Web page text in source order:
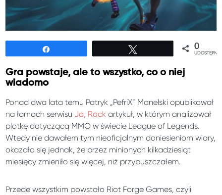
0
Gra powstaje, ale to wszystko, co o niej
wiadomo
Ponad dwa lata temu Patryk „PefriX” Manelski opublikował
na łamach serwisu Ja, Rock artykuł, w którym analizował
plotkę dotyczącą MMO w świecie League of Legends.
Wtedy nie dawałem tym nieoficjalnym doniesieniom wiary,
okazało się jednak, że przez minionych kilkadziesiąt
miesięcy zmieniło się więcej, niż przypuszczałem.
Przede wszystkim powstało Riot Forge Games, czyli